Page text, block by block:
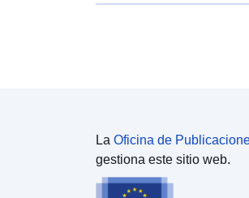
La Oficina de
gestiona este sitio web.